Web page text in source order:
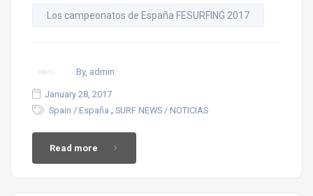
Los campeonatos de España FESURFING 2017
By, admin
January 28, 2017
Spain / España , SURF NEWS / NOTICIAS
Read more